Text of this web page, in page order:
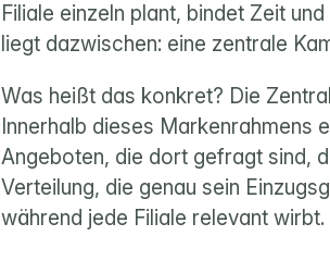
Filiale einzeln plant, bindet Zeit
liegt dazwischen: eine zentrale
Was heißt das konkret? Die
Innerhalb dieses Markenrahmens
Angeboten, die dort gefragt sind,
Verteilung, die genau sein
während jede Filiale relevant wirbt.